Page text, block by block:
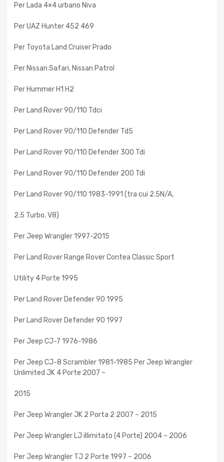
Per Lada 4×4 urbano Niva
Per UAZ Hunter 452 469
Per Toyota Land Cruiser Prado
Per Nissan Safari, Nissan Patrol
Per Hummer H1 H2
Per Land Rover 90/110 Tdci
Per Land Rover 90/110 Defender Td5
Per Land Rover 90/110 Defender 300 Tdi
Per Land Rover 90/110 Defender 200 Tdi
Per Land Rover 90/110 1983-1991 (tra cui 2.5N/A,
2.5 Turbo, V8)
Per Jeep Wrangler 1997-2015
Per Land Rover Range Rover Contea Classic Sport
Utility 4 Porte 1995
Per Land Rover Defender 90 1995
Per Land Rover Defender 90 1997
Per Jeep CJ-7 1976-1986
Per Jeep CJ-8 Scrambler 1981-1985 Per Jeep Wrangler
Unlimited JK 4 Porte 2007 ~
2015
Per Jeep Wrangler JK 2 Porta 2 2007 ~ 2015
Per Jeep Wrangler LJ illimitato (4 Porte) 2004 ~ 2006
Per Jeep Wrangler TJ 2 Porte 1997 ~ 2006